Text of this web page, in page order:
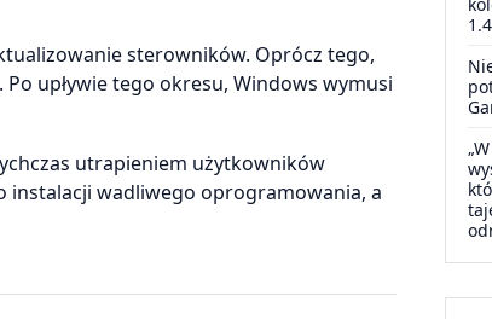
sterowników. Oprócz tego,
upływie tego okresu, Windows wymusi
utrapieniem użytkowników
instalacji wadliwego oprogramowania, a